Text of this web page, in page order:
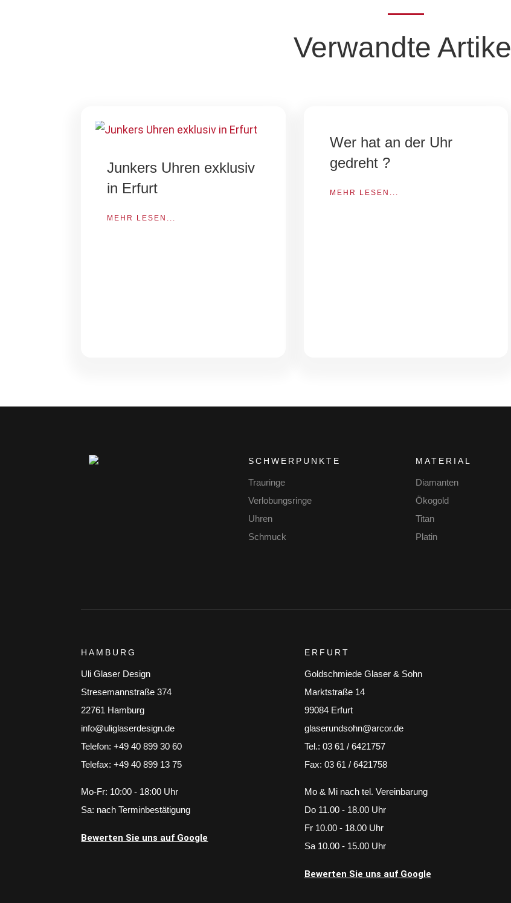
Verwandte Artikel
Junkers Uhren exklusiv
in Erfurt
MEHR LESEN...
Wer hat an der Uhr
gedreht ?
MEHR LESEN...
SCHWERPUNKTE
Trauringe
Verlobungsringe
Uhren
Schmuck
MATERIAL
Diamanten
Ökogold
Titan
Platin
HAMBURG
Uli Glaser Design
Stresemannstraße 374
22761 Hamburg
info@uliglaserdesign.de
Telefon: +49 40 899 30 60
Telefax: +49 40 899 13 75
Mo-Fr: 10:00 - 18:00 Uhr
Sa: nach Terminbestätigung
Bewerten Sie uns auf Google
ERFURT
Goldschmiede Glaser & Sohn
Marktstraße 14
99084 Erfurt
glaserundsohn@arcor.de
Tel.: 03 61 / 6421757
Fax: 03 61 / 6421758
Mo & Mi nach tel. Vereinbarung
Do 11.00 - 18.00 Uhr
Fr 10.00 - 18.00 Uhr
Sa 10.00 - 15.00 Uhr
Bewerten Sie uns auf Google